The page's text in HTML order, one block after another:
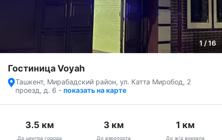
1 / 16
Гостиница Voyah
Ташкент, Мирабадский район, ул. Катта Миробод, 2
проезд, д. 6 - показать на карте
3.5 км
До центра города
3 км
До аэропорта
1 км
До ж/д вокзала